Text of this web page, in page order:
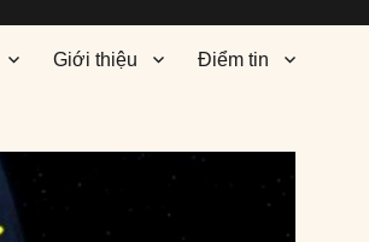
Giới thiệu Điểm tin